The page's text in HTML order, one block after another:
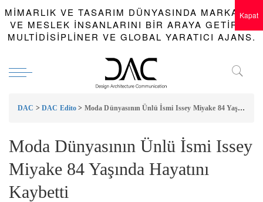
MIMARLIK VE TASARIM DÜNYASINDA MARKALAR
VE MESLEK INSANLARINI BIR ARAYA GETIREN
MULTIDISIPLINER VE GLOBAL YARATICI AJANS.
DAC > DAC Edito > Moda Dünyasının Ünlü İsmi Issey Miyake 84 Yaşında Hayatını Kaybetti
Moda Dünyasının Ünlü İsmi Issey
Miyake 84 Yaşında Hayatını
Kaybetti
Kapat